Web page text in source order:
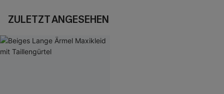
ZULETZT ANGESEHEN